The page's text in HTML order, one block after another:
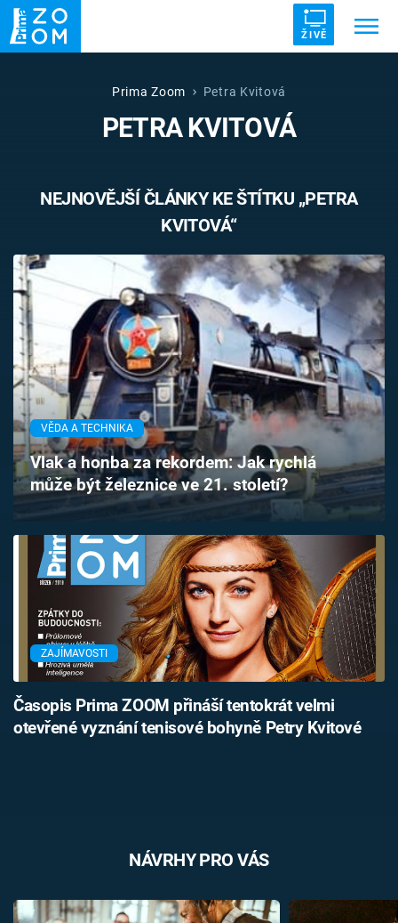
ŽIVĚ
ZRÁDCI UFO DRUHÁ SVĚTOVÁ VÁLKA
VETŘELCI DÁVNOVĚKU
Témata
Pořady
TV Program
Časopis
Sledujte prima+
Přihlášení
Sledujte nás
Prima Zoom Petra Kvitová
PETRA KVITOVÁ
NEJNOVĚJŠÍ ČLÁNKY KE ŠTÍTKU „PETRA
KVITOVÁ“
VĚDA A TECHNIKA
Vlak a honba za rekordem: Jak rychlá
může být železnice ve 21. století?
ZAJÍMAVOSTI
Časopis Prima ZOOM přináší tentokrát velmi
otevřené vyznání tenisové bohyně Petry Kvitové
NÁVRHY PRO VÁS